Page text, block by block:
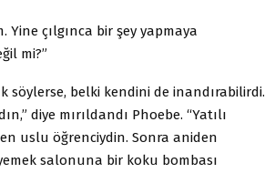
Yine çılgınca bir şey yapmaya
mi?”
söylerse, belki kendini de inandırabilirdi.
diye mırıldandı Phoebe. “Yatılı
uslu öğrenciydin. Sonra aniden
salonuna bir koku bombası